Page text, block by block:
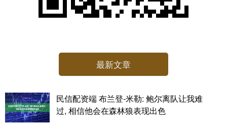
最新文章
民信配资端 布兰登-米勒: 鲍尔离队让我难
过, 相信他会在森林狼表现出色